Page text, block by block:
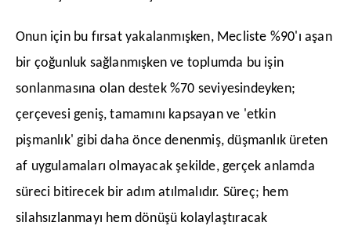
​Onun için bu fırsat yakalanmışken, Mecliste %90'ı aşan
bir çoğunluk sağlanmışken ve toplumda bu işin
sonlanmasına olan destek %70 seviyesindeyken;
çerçevesi geniş, tamamını kapsayan ve 'etkin
pişmanlık' gibi daha önce denenmiş, düşmanlık üreten
af uygulamaları olmayacak şekilde, gerçek anlamda
süreci bitirecek bir adım atılmalıdır. Süreç; hem
silahsızlanmayı hem dönüşü kolaylaştıracak